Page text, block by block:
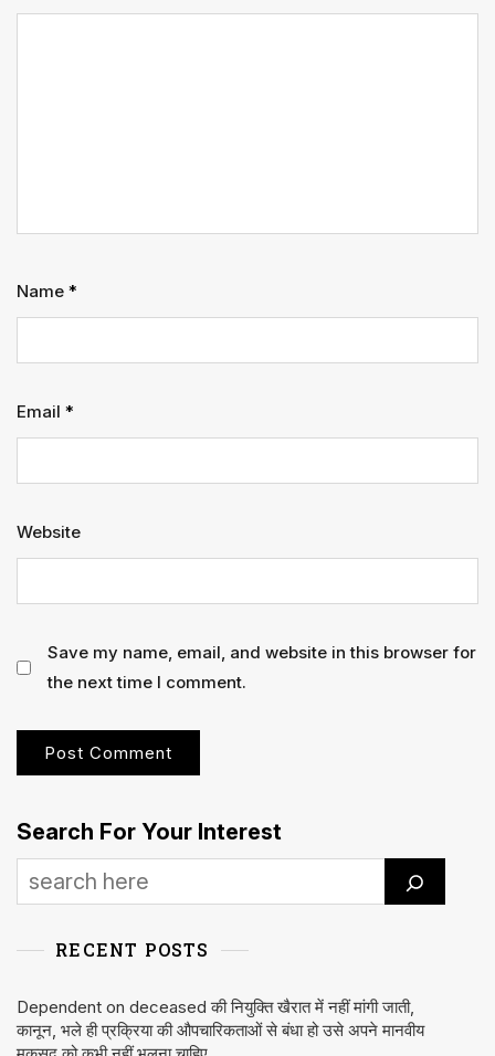
Name *
Email *
Website
Save my name, email, and website in this browser for
the next time I comment.
Search For Your Interest
RECENT POSTS
Dependent on deceased की नियुक्ति खैरात में नहीं मांगी जाती,
कानून, भले ही प्रक्रिया की औपचारिकताओं से बंधा हो उसे अपने मानवीय